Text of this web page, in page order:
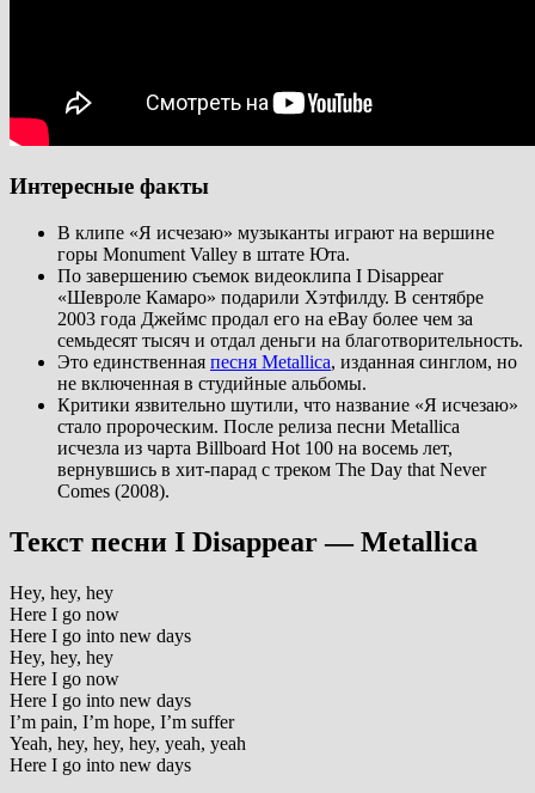
Интересные факты
В клипе «Я исчезаю» музыканты играют на вершине
горы Monument Valley в штате Юта.
По завершению съемок видеоклипа I Disappear
«Шевроле Камаро» подарили Хэтфилду. В сентябре
2003 года Джеймс продал его на eBay более чем за
семьдесят тысяч и отдал деньги на благотворительность.
Это единственная песня Metallica, изданная синглом, но
не включенная в студийные альбомы.
Критики язвительно шутили, что название «Я исчезаю»
стало пророческим. После релиза песни Metallica
исчезла из чарта Billboard Hot 100 на восемь лет,
вернувшись в хит-парад с треком The Day that Never
Comes (2008).
Текст песни I Disappear — Metallica
Hey, hey, hey
Here I go now
Here I go into new days
Hey, hey, hey
Here I go now
Here I go into new days
I’m pain, I’m hope, I’m suffer
Yeah, hey, hey, hey, yeah, yeah
Here I go into new days